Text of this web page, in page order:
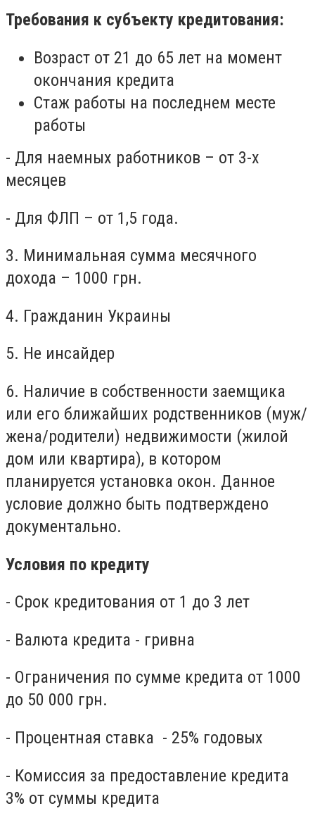
Требования к субъекту кредитования:
Возраст от 21 до 65 лет на момент
окончания кредита
Стаж работы на последнем месте
работы
- Для наемных работников – от 3-х
месяцев
- Для ФЛП – от 1,5 года.
3. Минимальная сумма месячного
дохода – 1000 грн.
4. Гражданин Украины
5. Не инсайдер
6. Наличие в собственности заемщика
или его ближайших родственников (муж/
жена/родители) недвижимости (жилой
дом или квартира), в котором
планируется установка окон. Данное
условие должно быть подтверждено
документально.
Условия по кредиту
- Срок кредитования от 1 до 3 лет
- Валюта кредита - гривна
- Ограничения по сумме кредита от 1000
до 50 000 грн.
- Процентная ставка - 25% годовых
- Комиссия за предоставление кредита
3% от суммы кредита